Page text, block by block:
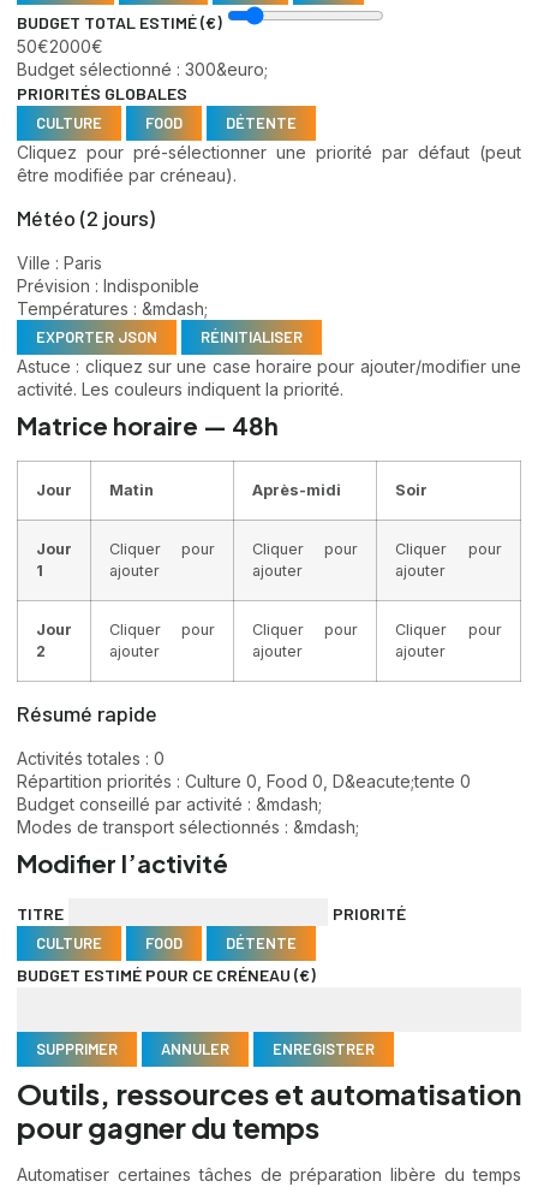
BUDGET TOTAL ESTIMÉ (€)
50€2000€
Budget sélectionné : 300&euro;
PRIORITÉS GLOBALES
CULTURE FOOD DÉTENTE
Cliquez pour pré-sélectionner une priorité par défaut (peut
être modifiée par créneau).
Météo (2 jours)
Ville : Paris
Prévision : Indisponible
Températures : &mdash;
EXPORTER JSON RÉINITIALISER
Astuce : cliquez sur une case horaire pour ajouter/modifier une
activité. Les couleurs indiquent la priorité.
Matrice horaire — 48h
Jour Matin Après-midi Soir
Jour
1
Cliquer pour
ajouter
Cliquer pour
ajouter
Cliquer pour
ajouter
Jour
2
Cliquer pour
ajouter
Cliquer pour
ajouter
Cliquer pour
ajouter
Résumé rapide
Activités totales : 0
Répartition priorités : Culture 0, Food 0, D&eacute;tente 0
Budget conseillé par activité : &mdash;
Modes de transport sélectionnés : &mdash;
Modifier l’activité
TITRE PRIORITÉ
CULTURE FOOD DÉTENTE
BUDGET ESTIMÉ POUR CE CRÉNEAU (€)
SUPPRIMER ANNULER ENREGISTRER
Outils, ressources et automatisation
pour gagner du temps
Automatiser certaines tâches de préparation libère du temps